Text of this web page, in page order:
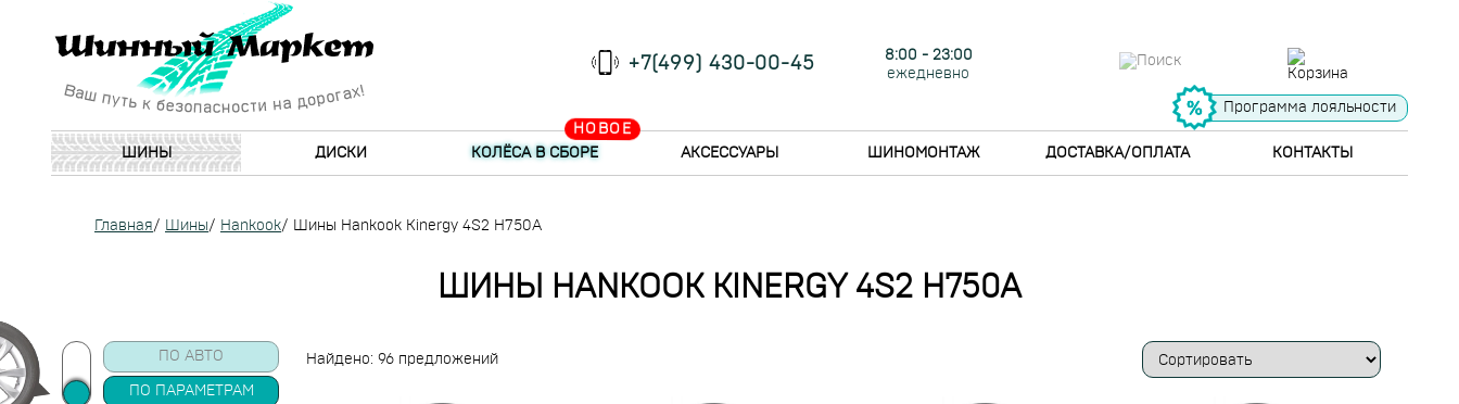
+7(499) 430-00-45
8:00 - 23:00
ежедневно
Программа лояльности
ШИНЫ ДИСКИ
НОВОЕ
КОЛЁСА В СБОРЕ АКСЕССУАРЫ ШИНОМОНТАЖ ДОСТАВКА/ОПЛАТА КОНТАКТЫ
Главная/ Шины/ Hankook/ Шины Hankook Kinergy 4S2 H750A
ШИНЫ HANKOOK KINERGY 4S2 H750A
Найдено: 96 предложений
ПО АВТО
ПО ПАРАМЕТРАМ